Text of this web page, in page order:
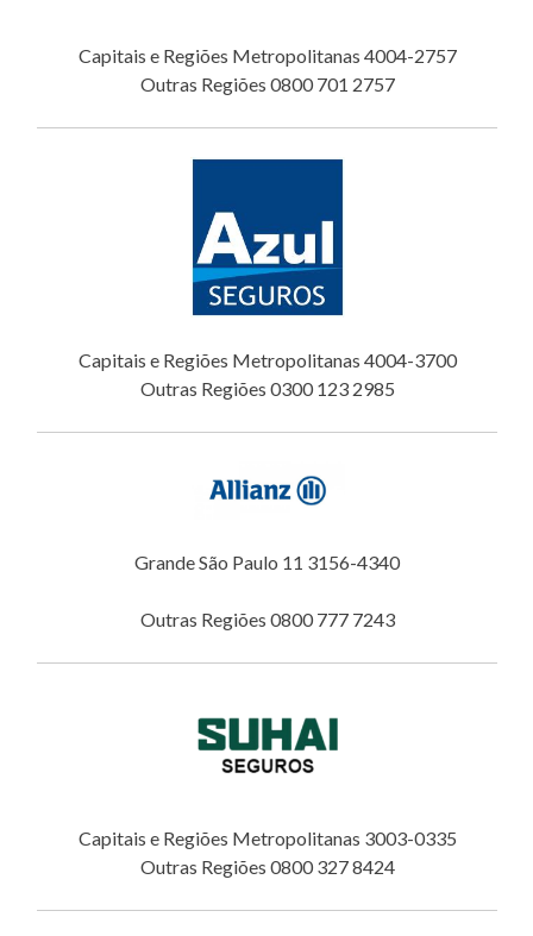
Capitais e Regiões Metropolitanas 4004-2757
Outras Regiões 0800 701 2757
Capitais e Regiões Metropolitanas 4004-3700
Outras Regiões 0300 123 2985
Grande São Paulo 11 3156-4340
Outras Regiões 0800 777 7243
Capitais e Regiões Metropolitanas 3003-0335
Outras Regiões 0800 327 8424